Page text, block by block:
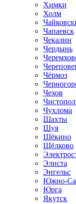
Химки
Холм
Чапаевск
Чекалин
Чердынь
Чёрмоз
Чехов
Чухлома
Шахты
Шуя
Щёкино
Щёлково
Элиста
Энгельс
Южно-
Юрга
Якутск